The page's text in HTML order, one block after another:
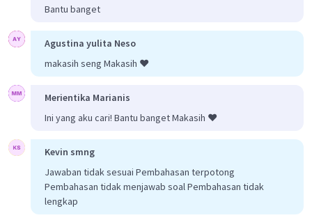
Bantu banget
Agustina yulita Neso
makasih seng Makasih ❤️
Merientika Marianis
Ini yang aku cari! Bantu banget Makasih ❤️
Kevin smng
Jawaban tidak sesuai Pembahasan terpotong
Pembahasan tidak menjawab soal Pembahasan tidak
lengkap